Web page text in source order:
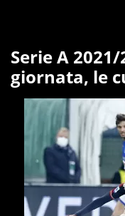
Serie A
giornata, le